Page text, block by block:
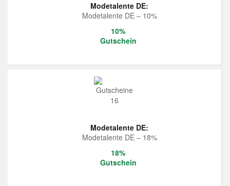
Modetalente DE:
Modetalente DE – 10%
10%
Gutschein
Modetalente DE:
Modetalente DE – 18%
18%
Gutschein